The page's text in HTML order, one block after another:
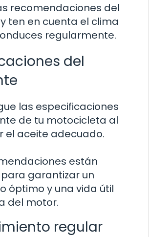
recomendaciones del
ten en cuenta el clima
regularmente.
del
las especificaciones
de tu motocicleta al
el aceite adecuado.
están
garantizar un
óptimo y una vida útil
del motor.
regular